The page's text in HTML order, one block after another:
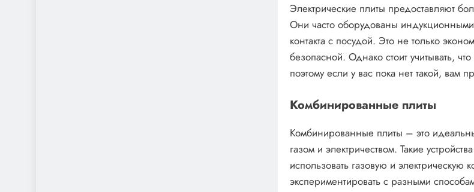
Электрические плиты предоставляют
Они часто оборудованы индукционными
контакта с посудой. Это не только
безопасной. Однако стоит учитывать,
поэтому если у вас пока нет такой, вам
Комбинированные плиты
Комбинированные плиты – это
газом и электричеством. Такие
использовать газовую и
экспериментировать с разными